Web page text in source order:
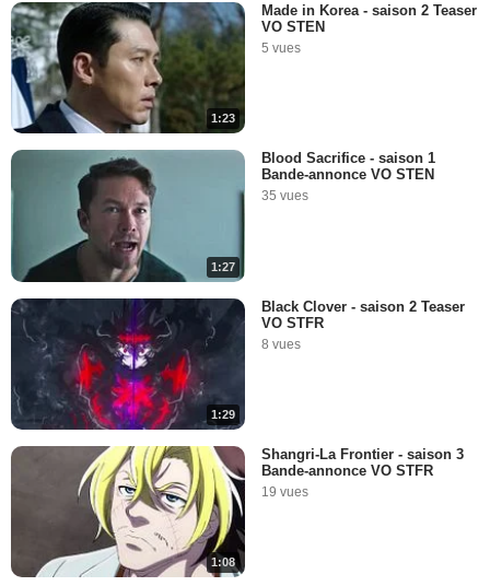
1:23
Made in Korea - saison 2 Teaser
VO STEN
5 vues
1:27
Blood Sacrifice - saison 1
Bande-annonce VO STEN
35 vues
1:29
Black Clover - saison 2 Teaser
VO STFR
8 vues
1:08
Shangri-La Frontier - saison 3
Bande-annonce VO STFR
19 vues